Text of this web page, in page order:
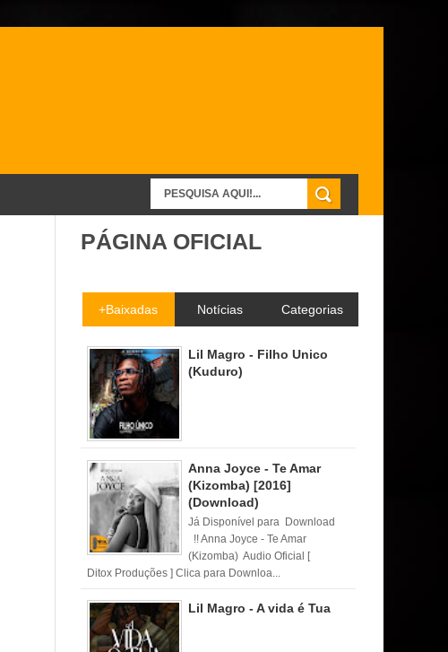
PÁGINA OFICIAL
+Baixadas Notícias Categorias
Lil Magro - Filho Unico
(Kuduro)
Anna Joyce - Te Amar
(Kizomba) [2016]
(Download)
Já Disponível para Download
!! Anna Joyce - Te Amar
(Kizomba) Audio Oficial [
Ditox Produções ] Clica para Downloa...
Lil Magro - A vida é Tua